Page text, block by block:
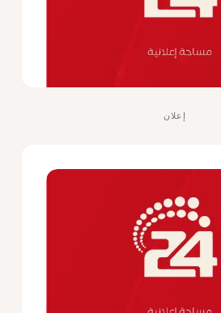
إعلان